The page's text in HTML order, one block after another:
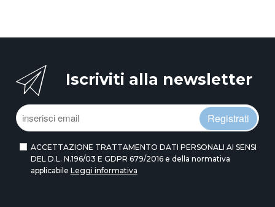
Iscriviti alla newsletter
Registrati
ACCETTAZIONE TRATTAMENTO DATI PERSONALI AI SENSI
DEL D.L. N.196/03 E GDPR 679/2016 e della normativa
applicabile Leggi informativa